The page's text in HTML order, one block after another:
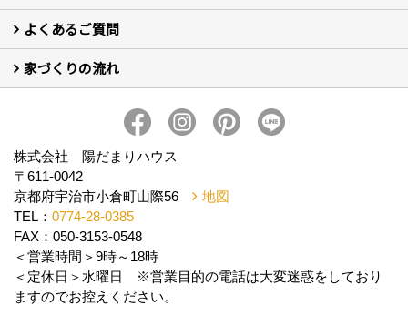
はじめての方 社長の想い
会社の歴史・陽だまりハウスの意味とは？
スタッフ紹介
スタッフブログ
会社情報
アクセス
会社紹介の動画
プライバシーポリシー
よくあるご質問
新築について (10)
リフォームについて (2)
家づくりの流れ
株式会社 陽だまりハウス
〒611-0042
京都府宇治市小倉町山際56
地図
TEL： 0774-28-0385
FAX：050-3153-0548
＜営業時間＞9時～18時
＜定休日＞水曜日 ※営業目的の電話は大変迷惑をしており
ますのでお控えください。